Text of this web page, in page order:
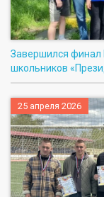
Завершился финал
школьников
25 апреля 2026